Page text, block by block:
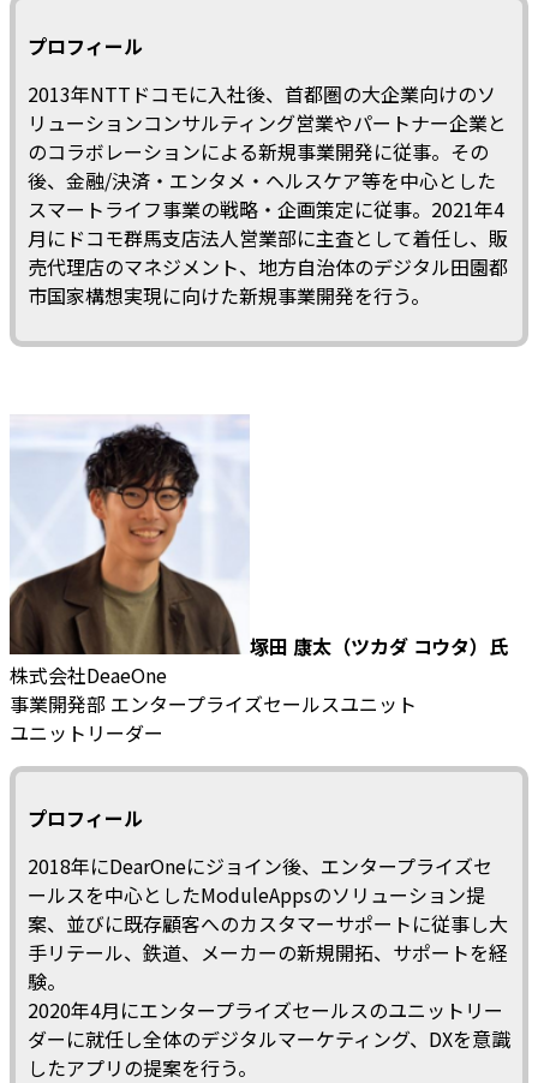
プロフィール
2013年NTTドコモに入社後、首都圏の大企業向けのソ
リューションコンサルティング営業やパートナー企業と
のコラボレーションによる新規事業開発に従事。その
後、金融/決済・エンタメ・ヘルスケア等を中心とした
スマートライフ事業の戦略・企画策定に従事。2021年4
月にドコモ群馬支店法人営業部に主査として着任し、販
売代理店のマネジメント、地方自治体のデジタル田園都
市国家構想実現に向けた新規事業開発を行う。
塚田 康太（ツカダ コウタ）氏
株式会社DeaeOne
事業開発部 エンタープライズセールスユニット
ユニットリーダー
プロフィール
2018年にDearOneにジョイン後、エンタープライズセ
ールスを中心としたModuleAppsのソリューション提
案、並びに既存顧客へのカスタマーサポートに従事し大
手リテール、鉄道、メーカーの新規開拓、サポートを経
験。
2020年4月にエンタープライズセールスのユニットリー
ダーに就任し全体のデジタルマーケティング、DXを意識
したアプリの提案を行う。